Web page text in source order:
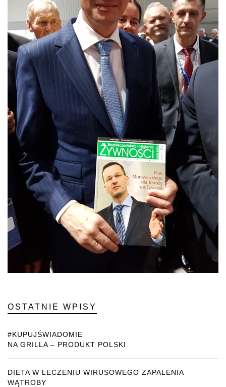
OSTATNIE WPISY
#KUPUJŚWIADOMIE
NA GRILLA – PRODUKT POLSKI
DIETA W LECZENIU WIRUSOWEGO ZAPALENIA
WĄTROBY